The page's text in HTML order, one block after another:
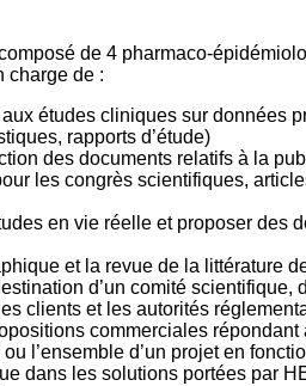
de 4 pharmaco-
charge de :
études cliniques sur données
rapports d’étude)
des documents relatifs à la
les congrès scientifiques,
en vie réelle et proposer des
et la revue de la littérature
d’un comité scientifique,
clients et les autorités
commerciales
l’ensemble d’un projet en
dans les solutions portées par